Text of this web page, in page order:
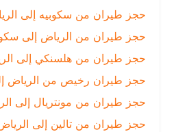
حجز طيران من سكوبيه إلى الرياض
|
حجز طيران من الرياض إلى سكوبيه |
حجز طيران من هلسنكي إلى الرياض
حجز طيران رخيص من الرياض إلى
حجز طيران من مونتريال إلى الرياض
حجز طيران من تالين إلى الرياض
|